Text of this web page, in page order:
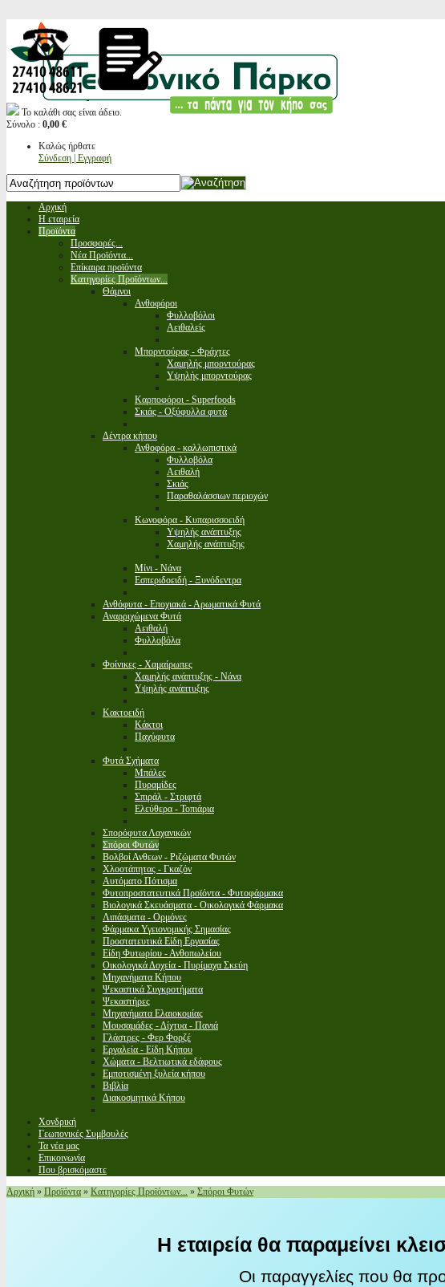
Το καλάθι σας είναι άδειο.
Σύνολο : 0,00 €
Καλώς ήρθατε
Σύνδεση | Εγγραφή
Αρχική
Η εταιρεία
Προϊόντα
Προσφορές...
Νέα Προϊόντα...
Επίκαιρα προϊόντα
Κατηγορίες Προϊόντων...
Θάμνοι
Ανθοφόροι
Φυλλοβόλοι
Αειθαλείς
Μπορντούρας - Φράχτες
Χαμηλής μπορντούρας
Υψηλής μπορντούρας
Καρποφόροι - Superfoods
Σκιάς - Οξύφυλλα φυτά
Δέντρα κήπου
Ανθοφόρα - καλλωπιστικά
Φυλλοβόλα
Αειθαλή
Σκιάς
Παραθαλάσσιων περιοχών
Κωνοφόρα - Κυπαρισσοειδή
Υψηλής ανάπτυξης
Χαμηλής ανάπτυξης
Μίνι - Νάνα
Εσπεριδοειδή - Ξυνόδεντρα
Ανθόφυτα - Εποχιακά - Αρωματικά Φυτά
Αναρριχώμενα Φυτά
Αειθαλή
Φυλλοβόλα
Φοίνικες - Χαμαίρωπες
Χαμηλής ανάπτυξης - Νάνα
Υψηλής ανάπτυξης
Κακτοειδή
Κάκτοι
Παχύφυτα
Φυτά Σχήματα
Μπάλες
Πυραμίδες
Σπιράλ - Στριφτά
Ελεύθερα - Τοπιάρια
Σπορόφυτα Λαχανικών
Σπόροι Φυτών
Βολβοί Ανθεων - Ριζώματα Φυτών
Χλοοτάπητας - Γκαζόν
Αυτόματο Πότισμα
Φυτοπροστατευτικά Προϊόντα - Φυτοφάρμακα
Βιολογικά Σκευάσματα - Οικολογικά Φάρμακα
Λιπάσματα - Ορμόνες
Φάρμακα Υγειονομικής Σημασίας
Προστατευτικά Είδη Εργασίας
Είδη Φυτωρίου - Ανθοπωλείου
Οικολογικά Δοχεία - Πυρίμαχα Σκεύη
Μηχανήματα Κήπου
Ψεκαστικά Συγκροτήματα
Ψεκαστήρες
Μηχανήματα Ελαιοκομίας
Μουσαμάδες - Δίχτυα - Πανιά
Γλάστρες - Φερ Φορζέ
Εργαλεία - Είδη Κήπου
Χώματα - Βελτιωτικά εδάφους
Εμποτισμένη ξυλεία κήπου
Βιβλία
Διακοσμητικά Κήπου
Χονδρική
Γεωπονικές Συμβουλές
Τα νέα μας
Επικοινωνία
Που βρισκόμαστε
Αρχική » Προϊόντα » Κατηγορίες Προϊόντων... » Σπόροι Φυτών
Η εταιρεία θα παραμείνει
Οι παραγγελίες που θα